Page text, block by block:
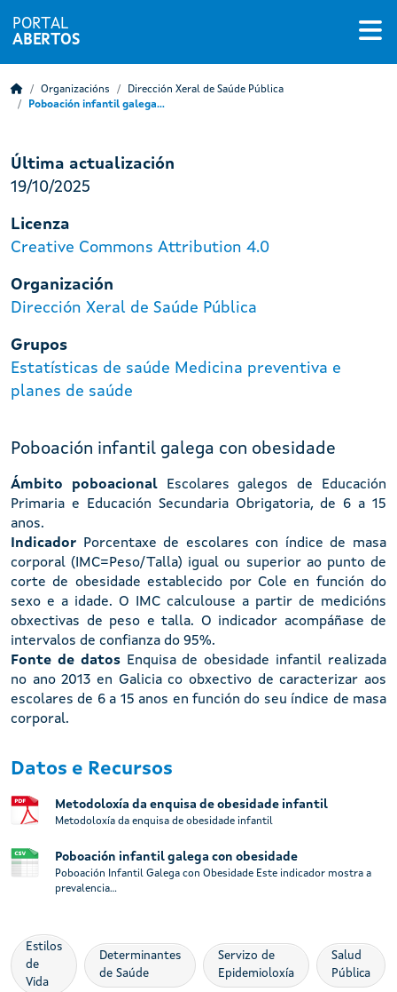
PORTAL
ABERTOS
Organizacións
Dirección Xeral de Saúde Pública
Poboación infantil galega...
Última actualización
19/10/2025
Licenza
Creative Commons Attribution 4.0
Organización
Dirección Xeral de Saúde Pública
Grupos
Estatísticas de saúde Medicina preventiva e
planes de saúde
Poboación infantil galega con obesidade
Ámbito poboacionalEscolares galegos de Educación
Primaria e Educación Secundaria Obrigatoria, de 6 a 15
anos.
Indicador Porcentaxe de escolares con índice de masa
corporal (IMC=Peso/Talla) igual ou superior ao punto de
corte de obesidade establecido por Cole en función do
sexo e a idade. O IMC calculouse a partir de medicións
obxectivas de peso e talla. O indicador acompáñase de
intervalos de confianza do 95%.
Fonte de datosEnquisa de obesidade infantil realizada
no ano 2013 en Galicia co obxectivo de caracterizar aos
escolares de 6 a 15 anos en función do seu índice de masa
corporal.
Datos e Recursos
Metodoloxía da enquisa de obesidade infantil
Metodoloxía da enquisa de obesidade infantil
Poboación infantil galega con obesidade
Poboación Infantil Galega con Obesidade Este indicador mostra a
prevalencia...
Estilos
de
Vida
Determinantes
de Saúde
Servizo de
Epidemioloxía
Salud
Pública